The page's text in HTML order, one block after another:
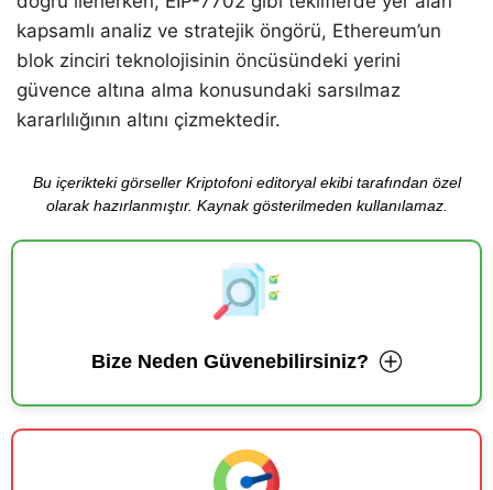
kapsamlı analiz ve stratejik öngörü, Ethereum’un
blok zinciri teknolojisinin öncüsündeki yerini
güvence altına alma konusundaki sarsılmaz
kararlılığının altını çizmektedir.
Bu içerikteki görseller Kriptofoni editoryal ekibi tarafından özel
olarak hazırlanmıştır. Kaynak gösterilmeden kullanılamaz.
Bize Neden Güvenebilirsiniz?